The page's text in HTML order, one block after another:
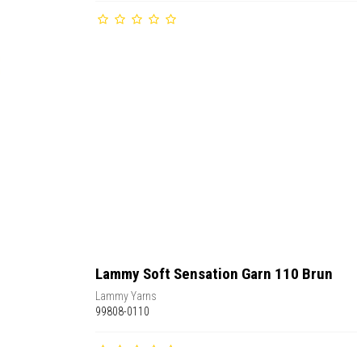
Lammy Soft Sensation Garn 110 Brun
Lammy Yarns
99808-0110